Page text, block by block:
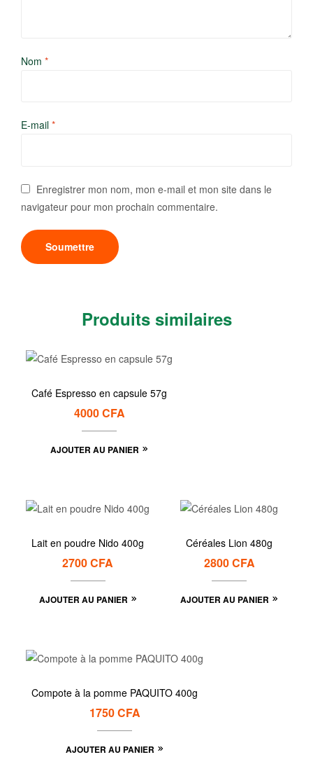
Nom *
E-mail *
Enregistrer mon nom, mon e-mail et mon site dans le
navigateur pour mon prochain commentaire.
Produits similaires
Café Espresso en capsule 57g
4000CFA
AJOUTER AU PANIER
Lait en poudre Nido 400g
2700CFA
AJOUTER AU PANIER
Céréales Lion 480g
2800CFA
AJOUTER AU PANIER
Compote à la pomme PAQUITO 400g
1750CFA
AJOUTER AU PANIER